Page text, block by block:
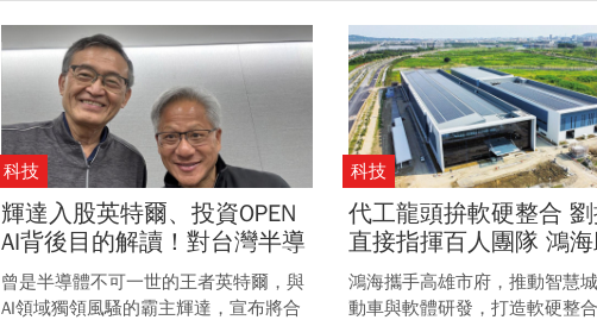
科技
輝達入股英特爾、投資OPEN
AI背後目的解讀！對台灣半導
體與其他AI競爭者，將帶來哪
些衝擊？
曾是半導體不可一世的王者英特爾，與
AI領域獨領風騷的霸主輝達，宣布將合
科技
代工龍頭拚軟硬整合
直接指揮百人團隊 鴻
雄打造智慧城市 拚「
出」
鴻海攜手高雄市府，推動智慧
動車與軟體研發，打造軟硬整